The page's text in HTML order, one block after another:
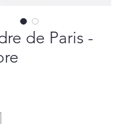
de Paris -